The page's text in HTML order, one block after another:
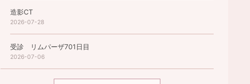
造影CT
2026-07-28
受診 リムパーザ701日目
2026-07-06